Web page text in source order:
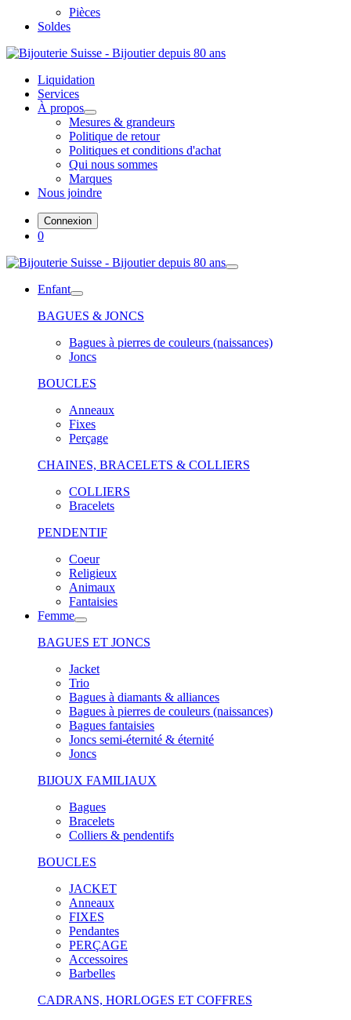
Pièces
Soldes
Liquidation
Services
À propos
Mesures & grandeurs
Politique de retour
Politiques et conditions d'achat
Qui nous sommes
Marques
Nous joindre
Connexion
0
Enfant
BAGUES & JONCS
Bagues à pierres de couleurs (naissances)
Joncs
BOUCLES
Anneaux
Fixes
Perçage
CHAINES, BRACELETS & COLLIERS
COLLIERS
Bracelets
PENDENTIF
Coeur
Religieux
Animaux
Fantaisies
Femme
BAGUES ET JONCS
Jacket
Trio
Bagues à diamants & alliances
Bagues à pierres de couleurs (naissances)
Bagues fantaisies
Joncs semi-éternité & éternité
Joncs
BIJOUX FAMILIAUX
Bagues
Bracelets
Colliers & pendentifs
BOUCLES
JACKET
Anneaux
FIXES
Pendantes
PERÇAGE
Accessoires
Barbelles
CADRANS, HORLOGES ET COFFRES